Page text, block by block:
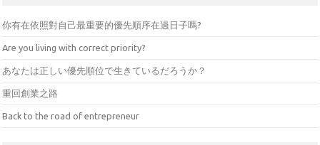
你有在依照對自己最重要的優先順序在過日子嗎?
Are you living with correct priority?
あなたは正しい優先順位で生きているだろうか？
重回創業之路
Back to the road of entrepreneur